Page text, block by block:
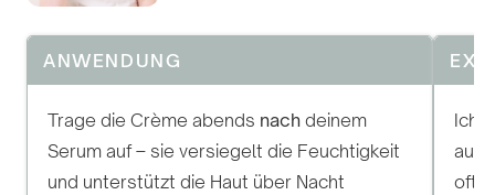
ANWENDUNG
Trage die Crème abends nach deinem
Serum auf – sie versiegelt die Feuchtigkeit
und unterstützt die Haut über Nacht
Ich
oft.